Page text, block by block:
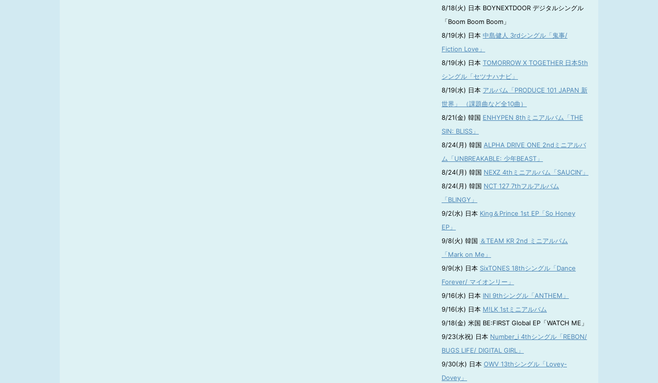
8/18(火) 日本 BOYNEXTDOOR デジタルシングル
「Boom Boom Boom」
8/19(水) 日本 中島健人 3rdシングル「鬼事/
Fiction Love」
8/19(水) 日本 TOMORROW X TOGETHER 日本5th
シングル「セツナハナビ」
8/19(水) 日本 アルバム「PRODUCE 101 JAPAN 新
世界」 （課題曲など全10曲）
8/21(金) 韓国 ENHYPEN 8thミニアルバム「THE
SIN: BLISS」
8/24(月) 韓国 ALPHA DRIVE ONE 2ndミニアルバ
ム「UNBREAKABLE: 少年BEAST」
8/24(月) 韓国 NEXZ 4thミニアルバム「SAUCIN’」
8/24(月) 韓国 NCT 127 7thフルアルバム
「BLINGY」
9/2(水) 日本 King＆Prince 1st EP「So Honey
EP」
9/8(火) 韓国 ＆TEAM KR 2nd ミニアルバム
「Mark on Me」
9/9(水) 日本 SixTONES 18thシングル「Dance
Forever/ マイオンリー」
9/16(水) 日本 INI 9thシングル「ANTHEM」
9/16(水) 日本 M!LK 1stミニアルバム
9/18(金) 米国 BE:FIRST Global EP「WATCH ME」
9/23(水祝) 日本 Number_i 4thシングル「REBON/
BUGS LIFE/ DIGITAL GIRL」
9/30(水) 日本 OWV 13thシングル「Lovey-
Dovey」